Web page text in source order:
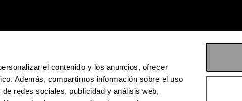
el contenido y los anuncios, ofrecer
Además, compartimos información sobre el uso
redes sociales, publicidad y análisis web,